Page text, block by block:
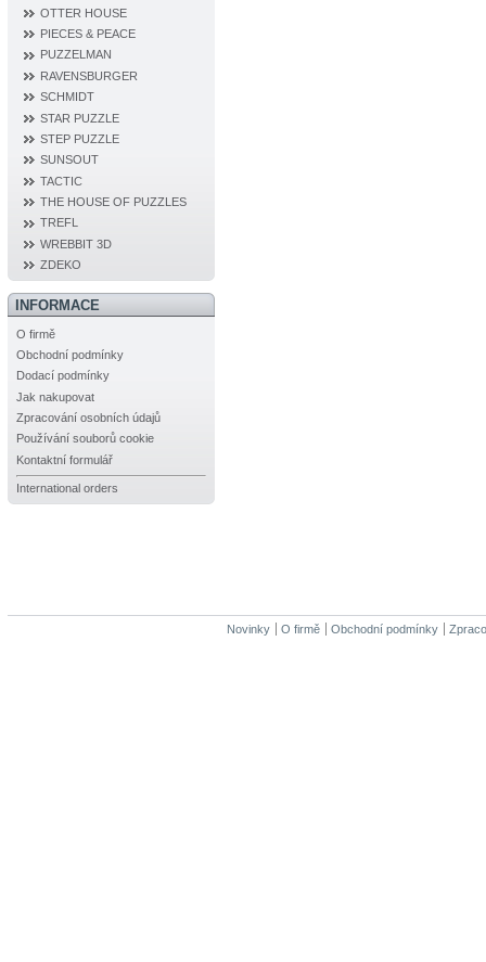
OTTER HOUSE
PIECES & PEACE
PUZZELMAN
RAVENSBURGER
SCHMIDT
STAR PUZZLE
STEP PUZZLE
SUNSOUT
TACTIC
THE HOUSE OF PUZZLES
TREFL
WREBBIT 3D
ZDEKO
INFORMACE
O firmě
Obchodní podmínky
Dodací podmínky
Jak nakupovat
Zpracování osobních údajů
Používání souborů cookie
Kontaktní formulář
International orders
Novinky O firmě Obchodní podmínky